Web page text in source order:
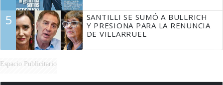
5
SANTILLI SE SUMÓ A BULLRICH
Y PRESIONA PARA LA RENUNCIA
DE VILLARRUEL
Espacio Publicitario